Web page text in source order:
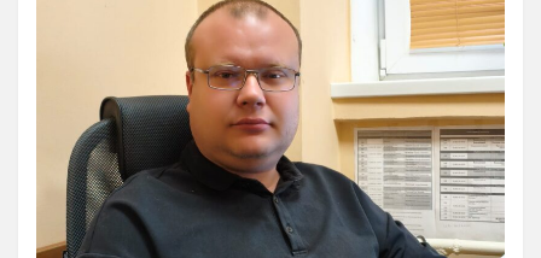
Плавательный Бассейн
Тренажерный Зал
Детский Бассейн
Теннисный Зал
Зал сухого плавания